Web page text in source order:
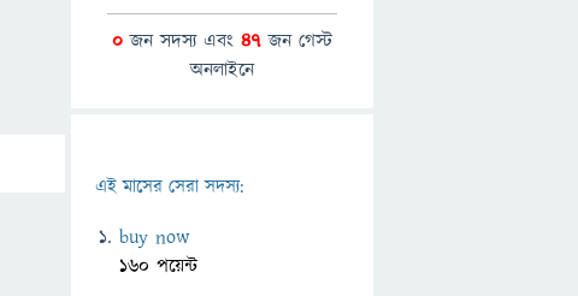
0 জন সদস্য এবং 47 জন গেস্ট
অনলাইনে
এই মাসের সেরা সদস্য:
buy now
160 পয়েন্ট